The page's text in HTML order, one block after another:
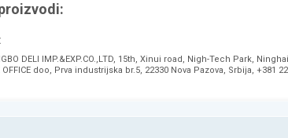
DELI IMP.&EXP.CO.,LTD, 15th, Xinui road, Nigh-Tech Park,
OFFICE doo, Prva industrijska br.5, 22330 Nova Pazova, Srbija, +381